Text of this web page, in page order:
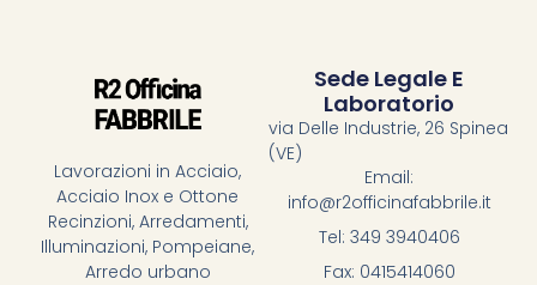
Lavorazioni in Acciaio,
Acciaio Inox e Ottone
Recinzioni, Arredamenti,
Illuminazioni, Pompeiane,
Arredo urbano
Sede Legale E
Laboratorio
via Delle Industrie, 26 Spinea
(VE)
Email:
info@r2officinafabbrile.it
Tel: 349 3940406
Fax: 0415414060